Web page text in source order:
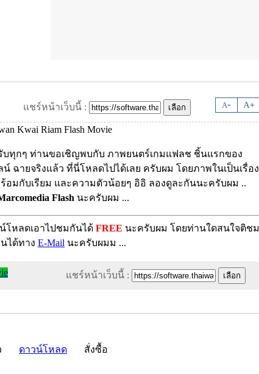
A- A+
แชร์หน้าเว็บนี้ :
บทุกๆ ท่านขอเชิญพบกับ ภาพยนตร์เกมแฟลช ชิ้นแรกของ
น์ ฉายจริงแล้ว ที่นี่โหลดไปได้เลย ครับผม โดยภาพในเป็นเรื่อง
อมกับเรียม และความตัวน้อยๆ อิอิ ลองดูละกันนะครับผม ..
Flash นะครับผม ...
โหลดเอาไปชมกันได้ FREE นะครับผม โดยท่านใดสนใจติชม
ได้ทาง E-Mail นะครับผมม ...
แชร์หน้าเว็บนี้ :
ดาวน์โหลด สั่งซื้อ